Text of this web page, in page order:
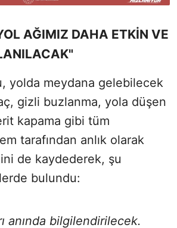
AĞIMIZ DAHA ETKİN VE
yolda meydana gelebilecek
gizli buzlanma, yola düşen
kapama gibi tüm
tarafından anlık olarak
de kaydederek, şu
bulundu:
anında bilgilendirilecek.